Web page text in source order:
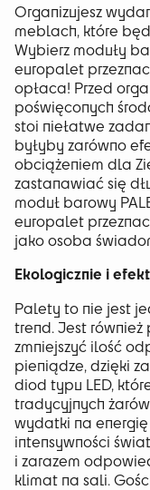
Organizujesz
meblach, które
Wybierz moduły
europalet
opłaca! Przed
poświęconych
stoi niełatwe
byłyby zarówno
obciążeniem dla
zastanawiać się
moduł barowy
europalet
jako osoba
Ekologicznie i
Palety to nie jest
trend. Jest również
zmniejszyć ilość
pieniądze, dzięki
diod typu LED,
tradycyjnych
wydatki na energię
intensywności
i zarazem
klimat na sali.